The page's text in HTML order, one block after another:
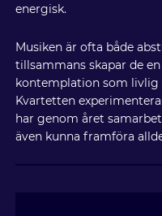
energisk.
Musiken är ofta både
tillsammans skapar de
kontemplation som livlig
Kvartetten
har genom året
även kunna framföra